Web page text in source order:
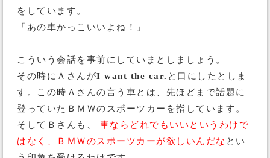
をしています。
「あの車かっこいいよね！」
こういう会話を事前にしていまとしましょう。
その時にＡさんがI want the car. と口にしたとしま
す。この時Ａさんの言う車とは、先ほどまで話題に
登っていたＢＭＷのスポーツカーを指しています。
そしてＢさんも、
車ならどれでもいいというわけで
はなく、ＢＭＷのスポーツカーが欲しいんだな とい